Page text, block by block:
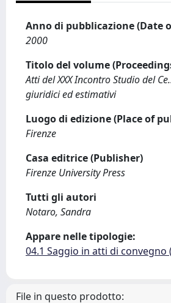
Anno di pubblicazione (Date
2000
Titolo del volume
Atti del XXX Incontro Studio del
giuridici ed estimativi
Luogo di edizione (Place of
Firenze
Casa editrice (Publisher)
Firenze University Press
Tutti gli autori
Notaro, Sandra
Appare nelle tipologie:
04.1 Saggio in atti di
File in questo prodotto: